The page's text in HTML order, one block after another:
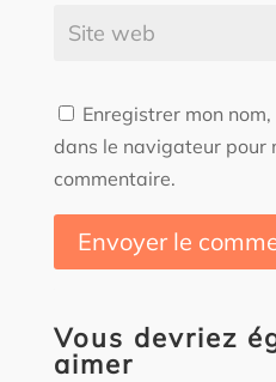
Enregistrer mon
dans le navigateur pour
commentaire.
Envoyer le
Vous devriez
aimer